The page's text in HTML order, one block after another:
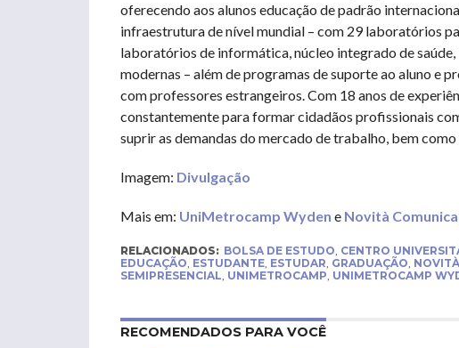
oferecendo aos alunos educação de padrão
infraestrutura de nível mundial – com 29 laboratórios
laboratórios de informática, núcleo integrado de
modernas – além de programas de suporte ao aluno e
com professores estrangeiros. Com 18 anos de
constantemente para formar cidadãos profissionais
suprir as demandas do mercado de trabalho, bem
Imagem: Divulgação
Mais em: UniMetrocamp Wyden e Novità
RELACIONADOS: BOLSA DE ESTUDO, CENTRO
EDUCAÇÃO, ESTUDANTE, ESTUDAR, GRADUAÇÃO, NOVITÀ
SEMIPRESENCIAL, UNIMETROCAMP, UNIMETROCAMP
RECOMENDADOS PARA VOCÊ